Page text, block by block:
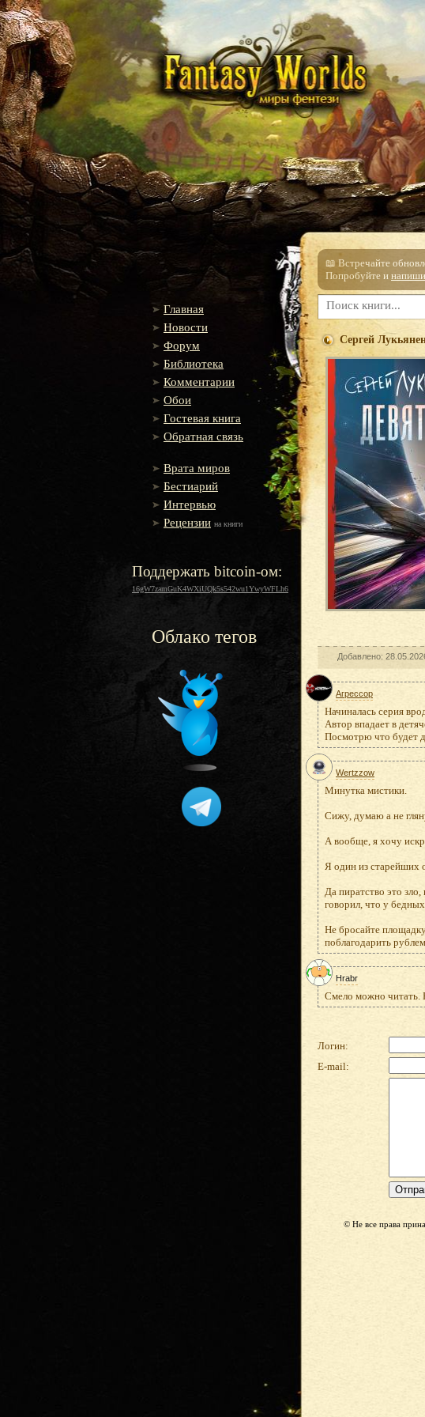
Главная
Новости
Форум
Библиотека
Комментарии
Обои
Гостевая книга
Обратная связь
Врата миров
Бестиарий
Интервью
Рецензии на книги
Поддержать bitcoin-ом:
16gW7zamGuK4WXiUQk5s542wu1YwyWFLh6
Облако тегов
📖 Встречайте
Попробуйте и
Сергей
Добавлено:
Агрессор
Начиналась серия
Автор впадает в
Посмотрю что будет
Wertzzow
Минутка мистики.
Сижу, думаю а не
А вообще, я хочу
Я один из старейших
Да пиратство это
говорил, что у
Не бросайте
поблагодарить
Hrabr
Смело можно читать.
Логин:
E-mail:
© Не все права